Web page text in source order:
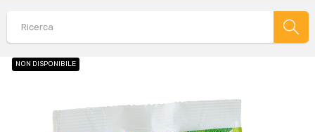
NON DISPONIBILE